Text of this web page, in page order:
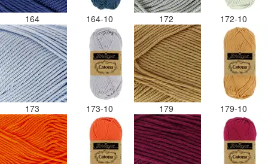
164 164-10 172 172-10
173 173-10 179 179-10